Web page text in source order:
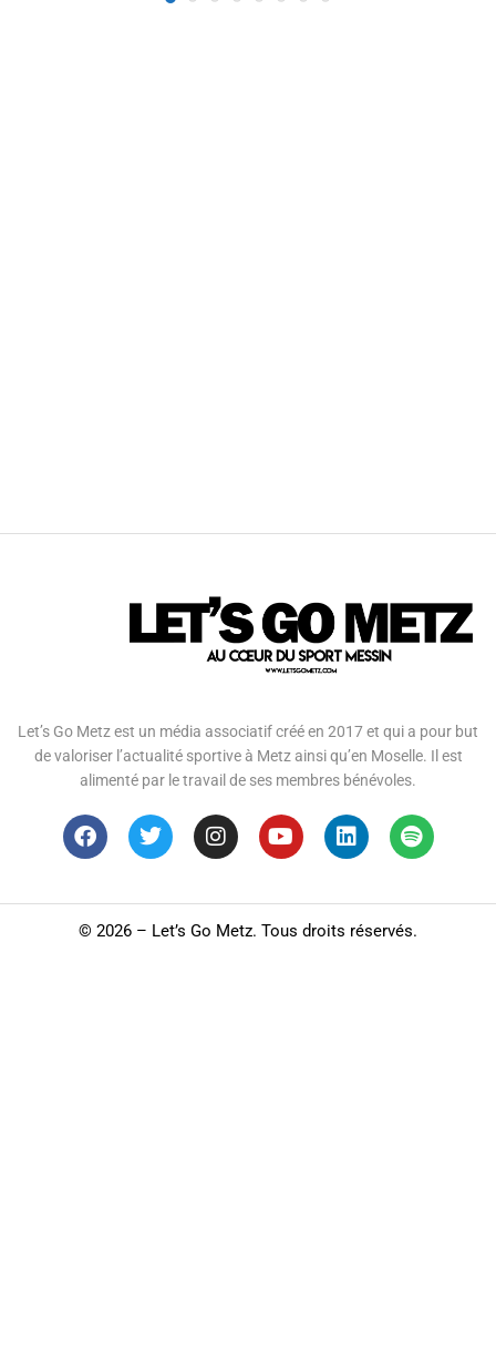
Let’s Go Metz est un média associatif créé en 2017 et qui a pour but
de valoriser l’actualité sportive à Metz ainsi qu’en Moselle. Il est
alimenté par le travail de ses membres bénévoles.
© 2026 – Let’s Go Metz. Tous droits réservés.